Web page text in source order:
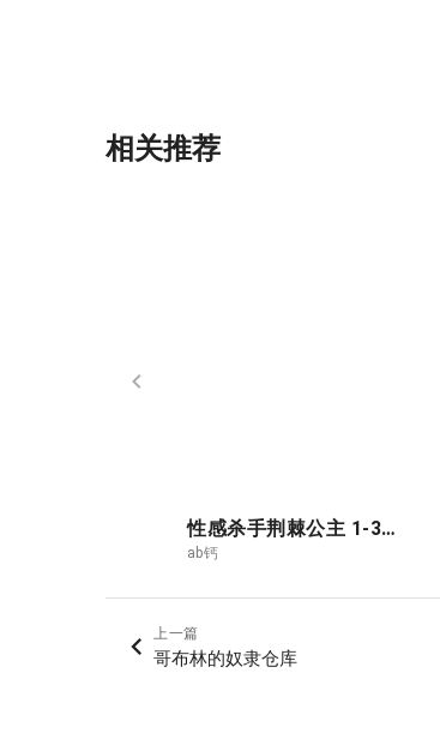
相关推荐
性感杀手荆棘公主 1-3合集
ab钙
上一篇
哥布林的奴隶仓库